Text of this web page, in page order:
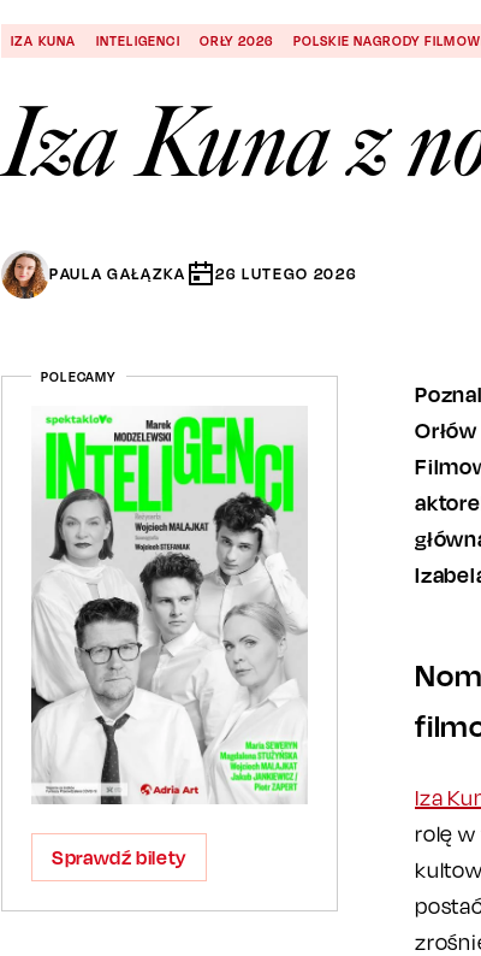
IZA KUNA INTELIGENCI ORŁY 2026 POLSKIE NAGRODY
Iza Kuna z
PAULA GAŁĄZKA 26 LUTEGO 2026
POLECAMY
Sprawdź bilety
Iza
rolę w